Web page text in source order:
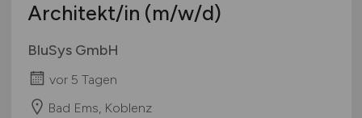
Architekt/in (m/w/d)
BluSys GmbH
vor 5 Tagen
Bad Ems, Koblenz